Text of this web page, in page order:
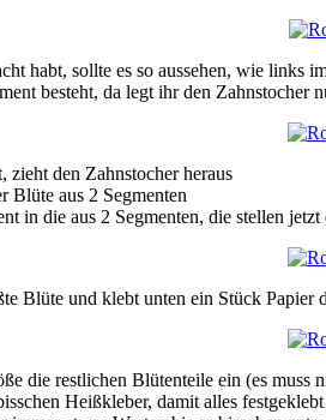
habt, sollte es so aussehen, wie links
besteht, da legt ihr den Zahnstocher
zieht den Zahnstocher heraus
Blüte aus 2 Segmenten
in die aus 2 Segmenten, die stellen
Blüte und klebt unten ein Stück Papier
die restlichen Blütenteile ein (es
Heißkleber, damit alles